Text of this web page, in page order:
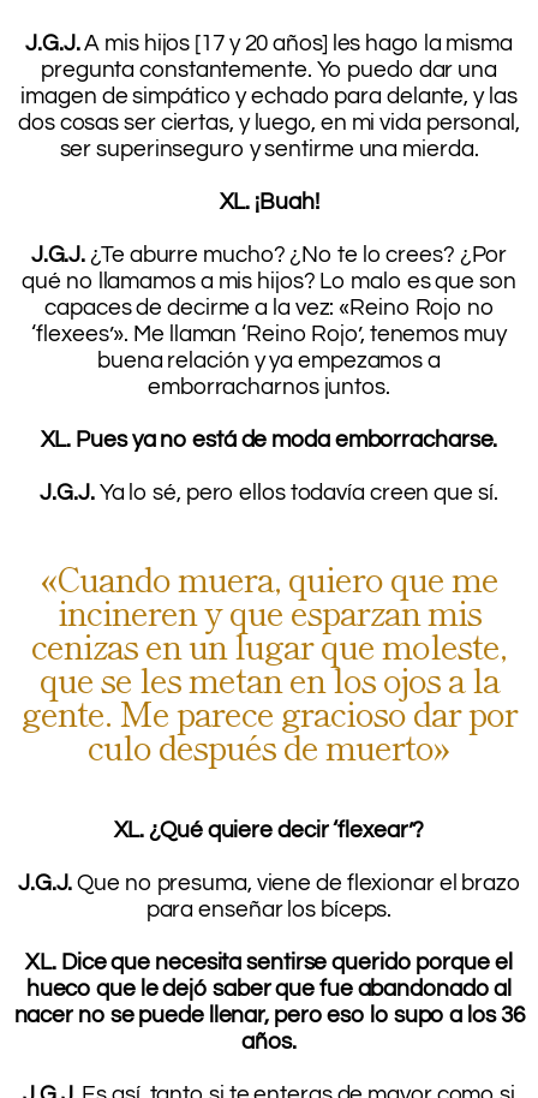
J.G.J.A mis hijos [17 y 20 años] les hago la misma
pregunta constantemente. Yo puedo dar una
imagen de simpático y echado para delante, y las
dos cosas ser ciertas, y luego, en mi vida personal,
ser superinseguro y sentirme una mierda.
XL. ¡Buah!
J.G.J. ¿Te aburre mucho? ¿No te lo crees? ¿Por
qué no llamamos a mis hijos? Lo malo es que son
capaces de decirme a la vez: «Reino Rojo no
‘flexees’». Me llaman ‘Reino Rojo’, tenemos muy
buena relación y ya empezamos a
emborracharnos juntos.
XL. Pues ya no está de moda emborracharse.
J.G.J.Ya lo sé, pero ellos todavía creen que sí.
«Cuando muera, quiero que me
incineren y que esparzan mis
cenizas en un lugar que moleste,
que se les metan en los ojos a la
gente. Me parece gracioso dar por
culo después de muerto»
XL. ¿Qué quiere decir ‘flexear’?
J.G.J. Que no presuma, viene de flexionar el brazo
para enseñar los bíceps.
XL. Dice que necesita sentirse querido porque el
hueco que le dejó saber que fue abandonado al
nacer no se puede llenar, pero eso lo supo a los 36
años.